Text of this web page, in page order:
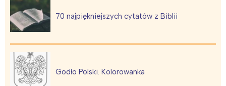
70 najpiękniejszych cytatów z Biblii
Godło Polski. Kolorowanka